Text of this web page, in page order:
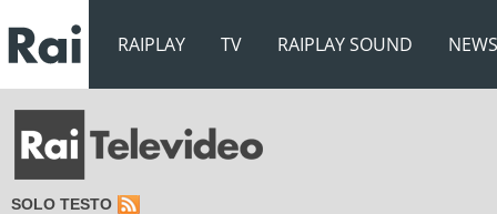
RAIPLAY TV RAIPLAY SOUND NEWS
SOLO TESTO